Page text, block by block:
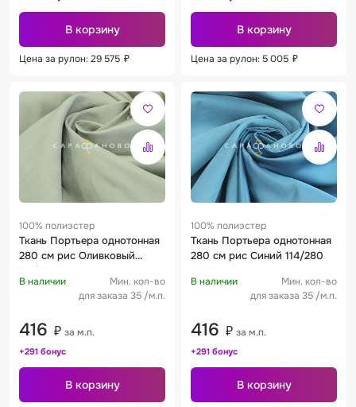
В корзину
Цена за рулон: 29 575 ₽
В корзину
Цена за рулон: 5 005 ₽
100% полиэстер
Ткань Портьера однотонная
280 см рис Оливковый
115/280
В наличии
Мин. кол-во
для заказа 35 /м.п.
416 ₽ за м.п.
+291 бонус
В корзину
100% полиэстер
Ткань Портьера однотонная
280 см рис Синий 114/280
В наличии
Мин. кол-во
для заказа 35 /м.п.
416 ₽ за м.п.
+291 бонус
В корзину